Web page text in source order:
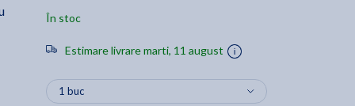
În stoc
Estimare livrare marti, 11 august